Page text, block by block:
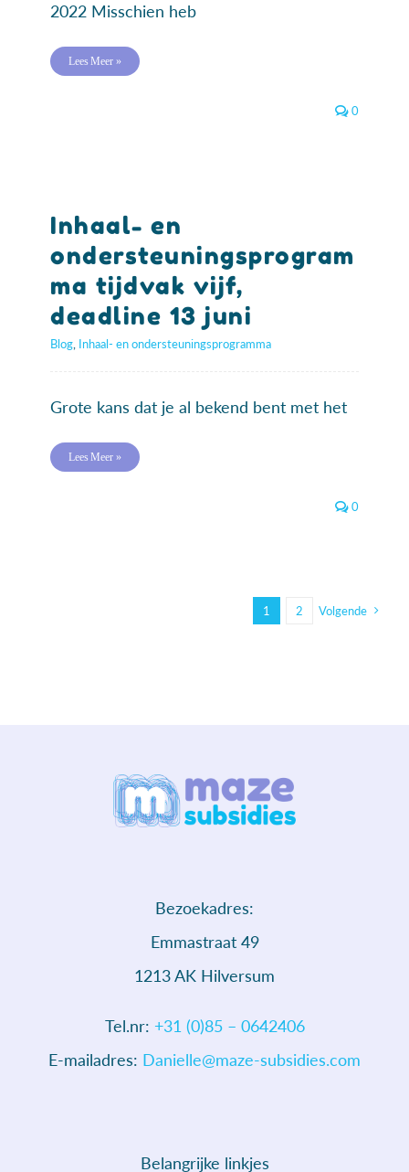
2022 Misschien heb
Lees Meer »
0
Inhaal- en
ondersteuningsprogram
ma tijdvak vijf,
deadline 13 juni
Blog Inhaal- en ondersteuningsprogramma
Grote kans dat je al bekend bent met het
Lees Meer »
0
1 2 Volgende
Bezoekadres:
Emmastraat 49
1213 AK Hilversum
Tel.nr: +31 (0)85 – 0642406
E-mailadres: Danielle@maze-subsidies.com
Belangrijke linkjes